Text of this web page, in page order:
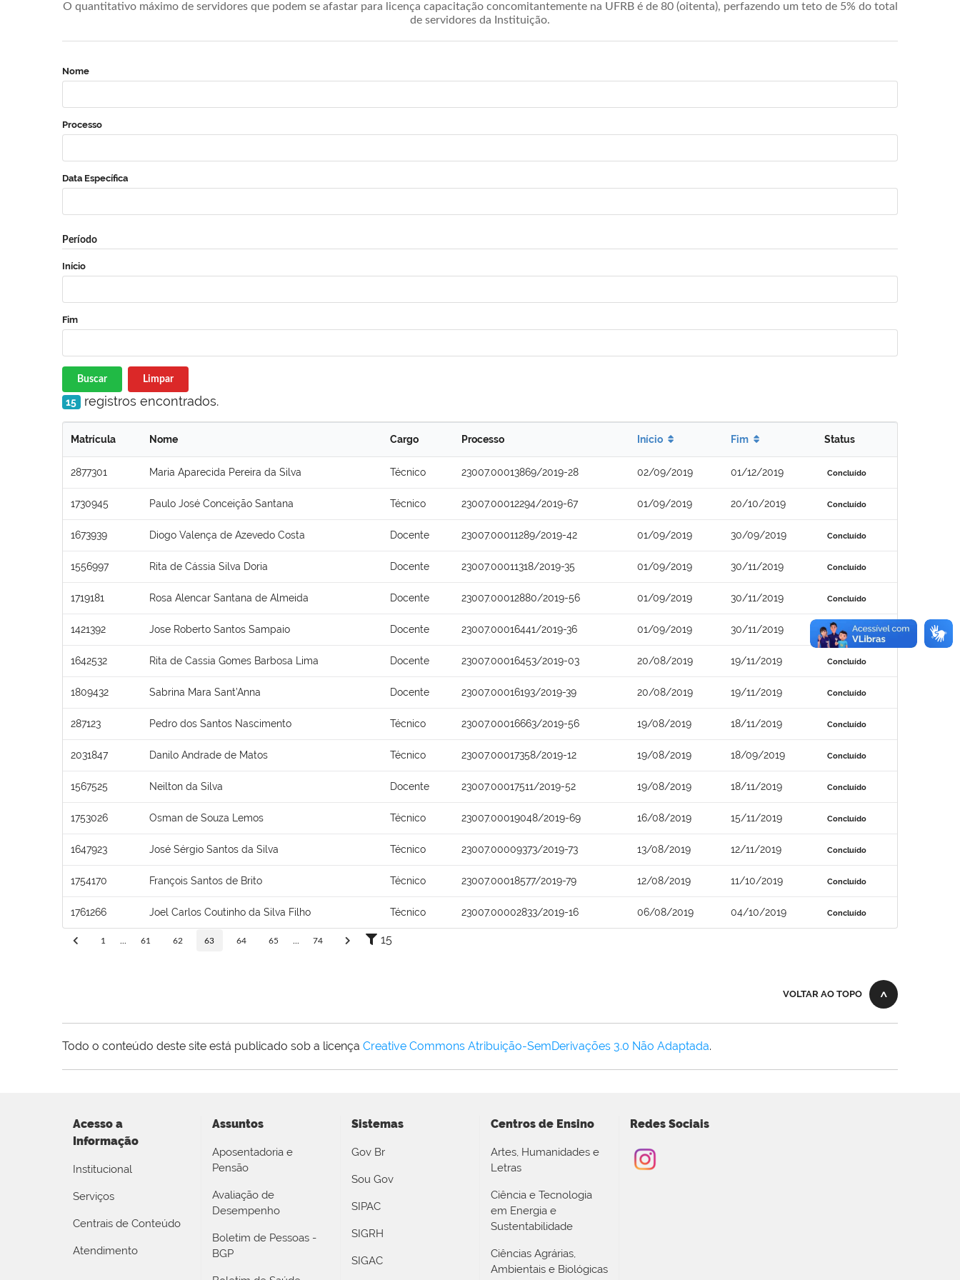
O quantitativo máximo de servidores que podem se afastar para licença capacitação concomitantemente na UFRB é de 80 (oitenta), perfazendo um teto de 5% do total
de servidores da Instituição.
Nome
Processo
Data Específica
Período
Início
Fim
Buscar Limpar
15 registros encontrados.
Matrícula Nome Cargo Processo Início Fim Status
2877301 Maria Aparecida Pereira da Silva Técnico 23007.00013869/2019-28 02/09/2019 01/12/2019 Concluído
1730945 Paulo José Conceição Santana Técnico 23007.00012294/2019-67 01/09/2019 20/10/2019 Concluído
1673939 Diogo Valença de Azevedo Costa Docente 23007.00011289/2019-42 01/09/2019 30/09/2019 Concluído
1556997 Rita de Cássia Silva Doria Docente 23007.00011318/2019-35 01/09/2019 30/11/2019 Concluído
1719181 Rosa Alencar Santana de Almeida Docente 23007.00012880/2019-56 01/09/2019 30/11/2019 Concluído
1421392 Jose Roberto Santos Sampaio Docente 23007.00016441/2019-36 01/09/2019 30/11/2019 Concluído
1642532 Rita de Cassia Gomes Barbosa Lima Docente 23007.00016453/2019-03 20/08/2019 19/11/2019 Concluído
1809432 Sabrina Mara Sant’Anna Docente 23007.00016193/2019-39 20/08/2019 19/11/2019 Concluído
287123 Pedro dos Santos Nascimento Técnico 23007.00016663/2019-56 19/08/2019 18/11/2019 Concluído
2031847 Danilo Andrade de Matos Técnico 23007.00017358/2019-12 19/08/2019 18/09/2019 Concluído
1567525 Neilton da Silva Docente 23007.00017511/2019-52 19/08/2019 18/11/2019 Concluído
1753026 Osman de Souza Lemos Técnico 23007.00019048/2019-69 16/08/2019 15/11/2019 Concluído
1647923 José Sérgio Santos da Silva Técnico 23007.00009373/2019-73 13/08/2019 12/11/2019 Concluído
1754170 François Santos de Brito Técnico 23007.00018577/2019-79 12/08/2019 11/10/2019 Concluído
1761266 Joel Carlos Coutinho da Silva Filho Técnico 23007.00002833/2019-16 06/08/2019 04/10/2019 Concluído
1 61 62 63 64 65 74 15
VOLTAR AO TOPO
Todo o conteúdo deste site está publicado sob a licença Creative Commons Atribuição-SemDerivações 3.0 Não Adaptada.
Acesso a
Informação
Institucional
Serviços
Centrais de Conteúdo
Atendimento
Assuntos
Aposentadoria e
Pensão
Avaliação de
Desempenho
Boletim de Pessoas -
BGP
Sistemas
Gov Br
Sou Gov
SIPAC
SIGRH
SIGAC
Centros de Ensino
Artes, Humanidades e
Letras
Ciência e Tecnologia
em Energia e
Sustentabilidade
Ciências Agrárias,
Ambientais e Biológicas
Redes Sociais